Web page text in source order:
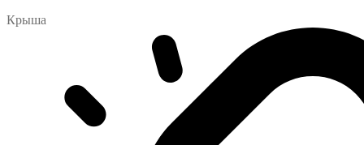
Крыша